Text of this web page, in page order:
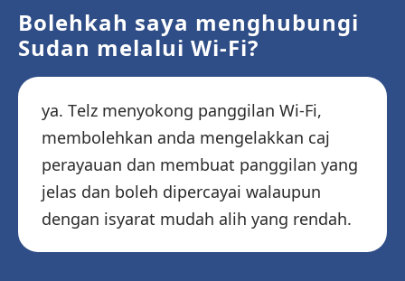
Bolehkah saya menghubungi
Sudan melalui Wi-Fi?
ya. Telz menyokong panggilan Wi-Fi,
membolehkan anda mengelakkan caj
perayauan dan membuat panggilan yang
jelas dan boleh dipercayai walaupun
dengan isyarat mudah alih yang rendah.